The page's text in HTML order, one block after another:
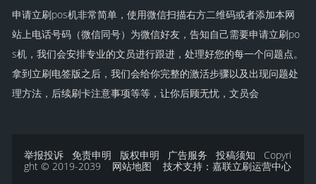
申请立刷pos机非常简单，使用微信扫描右方二维码或者添加本网
站上电话号码（微信同号）为微信好友，告知自己需要申请立刷po
s机，我们会安排专业的文员进行跟进，处理好您的每一个问题点。
拿到立刷电签版之后，我们会给你完整的激活步骤以及出现问题处
理方法，后续刷卡注意事项等等，让你后顾无忧，文员会
举报投诉 免责申明 版权申明 广告服务 投稿须知 Copyri
ght © 2019-2039 网站地图 技术支持：嘉联立刷运营中心